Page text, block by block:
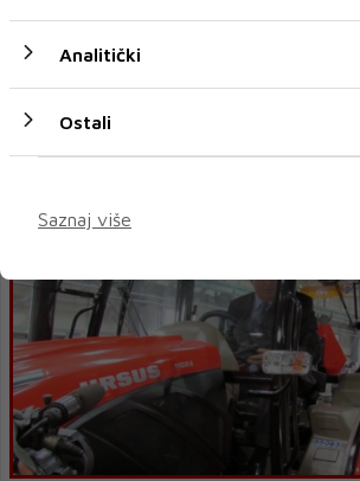
Kardinal Puljić "u nevjerici" zbog
Analitički
Ostali
Saznaj više